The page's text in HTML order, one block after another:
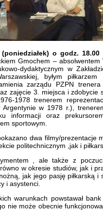
(poniedziałek) o godz. 18.00
Gmochem –
dydaktycznym w
byłym
zarządu PZPN
zajęcie 3. miejsca i
1978 trenerem
Argentynie w 1978 r.),
informacji oraz
sportowym.
dwa filmy/prezentacje
politechnicznym ,jak i
, ale także z
w okresie studiów, jak i
jak jego pasję piłkarską
i asystenci.
warunkach powstawał
nie może obecnie